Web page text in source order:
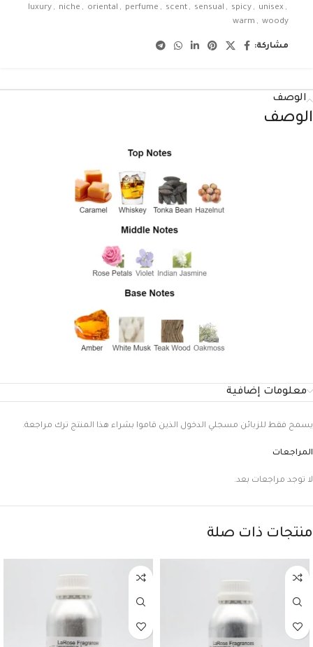
luxury , niche , oriental , perfume , scent , sensual , spicy , unisex ,
warm , woody
مشاركة:
الوصف
الوصف
معلومات إضافية
المراجعات
لا توجد مراجعات بعد.
يسمح فقط للزبائن مسجلي الدخول الذين قاموا بشراء هذا المنتج ترك مراجعة.
منتجات ذات صلة